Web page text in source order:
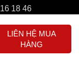
18 46
LIÊN HỆ MUA
HÀNG